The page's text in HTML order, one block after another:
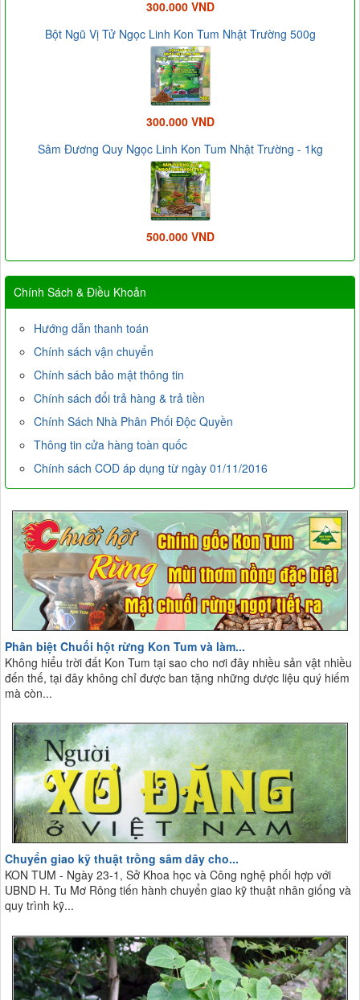
300.000 VND
Bột Ngũ Vị Tử Ngọc Linh Kon Tum Nhật Trường 500g
300.000 VND
Sâm Đương Quy Ngọc Linh Kon Tum Nhật Trường - 1kg
500.000 VND
Chính Sách & Điều Khoản
Hướng dẫn thanh toán
Chính sách vận chuyển
Chính sách bảo mật thông tin
Chính sách đổi trả hàng & trả tiền
Chính Sách Nhà Phân Phối Độc Quyền
Thông tin cửa hàng toàn quốc
Chính sách COD áp dụng từ ngày 01/11/2016
Phân biệt Chuối hột rừng Kon Tum và làm...
Không hiểu trời đất Kon Tum tại sao cho nơi đây nhiều sản vật nhiều
đến thế, tại đây không chỉ được ban tặng những dược liệu quý hiếm
mà còn...
Chuyển giao kỹ thuật trồng sâm dây cho...
KON TUM - Ngày 23-1, Sở Khoa học và Công nghệ phối hợp với
UBND H. Tu Mơ Rông tiến hành chuyển giao kỹ thuật nhân giống và
quy trình kỹ...